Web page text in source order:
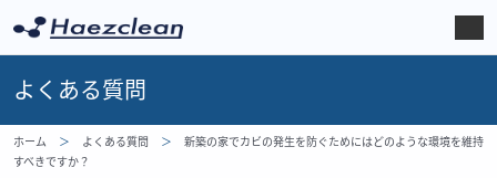
よくある質問
ホーム よくある質問
新築の家でカビの発生を防ぐためにはどのような環境を維持
すべきですか？